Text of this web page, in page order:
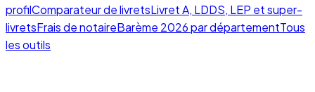
profilComparateur de livretsLivret A, LDDS, LEP et super-
livretsFrais de notaireBarème 2026 par départementTous
les outils